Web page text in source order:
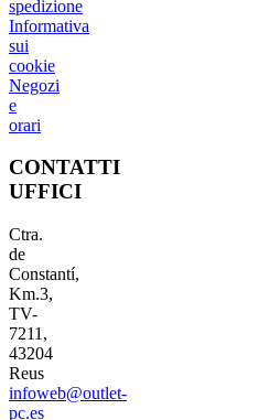
spedizione
Informativa
sui
cookie
Negozi
e
orari
CONTATTI
UFFICI
Ctra.
de
Constantí,
Km.3,
TV-
7211,
43204
Reus
infoweb@outlet-
pc.es